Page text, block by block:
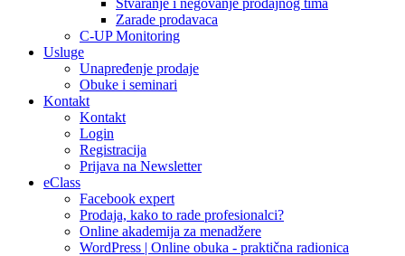
Zarade prodavaca
C-UP Monitoring
Usluge
Unapređenje prodaje
Obuke i seminari
Kontakt
Kontakt
Login
Registracija
Prijava na Newsletter
eClass
Facebook expert
Prodaja, kako to rade profesionalci?
Online akademija za menadžere
WordPress | Online obuka - praktična radionica